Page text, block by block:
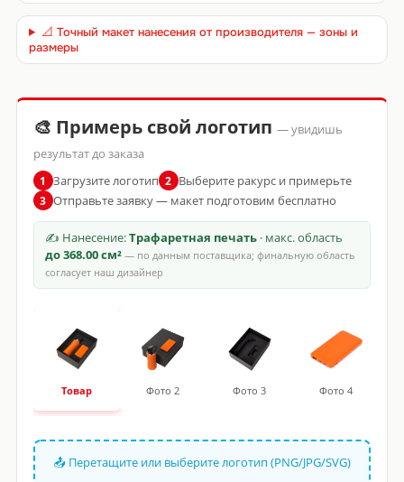
📐 Точный макет нанесения от производителя — зоны и
размеры
🎨 Примерь свой логотип — увидишь
результат до заказа
1 Загрузите логотип 2 Выберите ракурс и примерьте
3 Отправьте заявку — макет подготовим бесплатно
✍ Нанесение:Трафаретная печать· макс. область
до 368.00 см²— по данным поставщика; финальную область
согласует наш дизайнер
Товар Фото 2 Фото 3 Фото 4
📤 Перетащите или выберите логотип (PNG/JPG/SVG)